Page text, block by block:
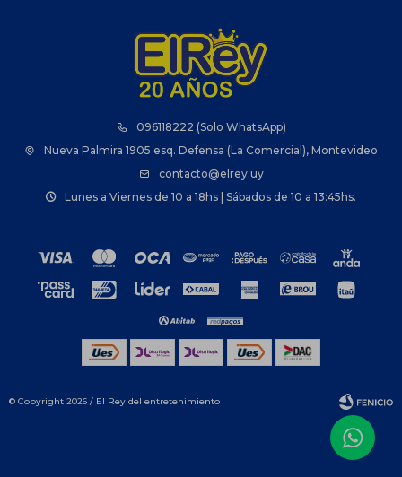
096118222 (Solo WhatsApp)
Nueva Palmira 1905 esq. Defensa (La Comercial), Montevideo
contacto@elrey.uy
Lunes a Viernes de 10 a 18hs | Sábados de 10 a 13:45hs.
© Copyright 2026 / El Rey del entretenimiento